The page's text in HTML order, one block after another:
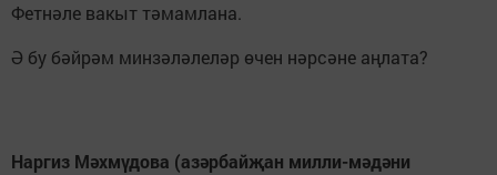
Фетнәле вакыт тәмамлана.
Ә бу бәйрәм минзәләлеләр өчен нәрсәне аңлата?
Наргиз Мәхмүдова (азәрбайҗан милли-мәдәни